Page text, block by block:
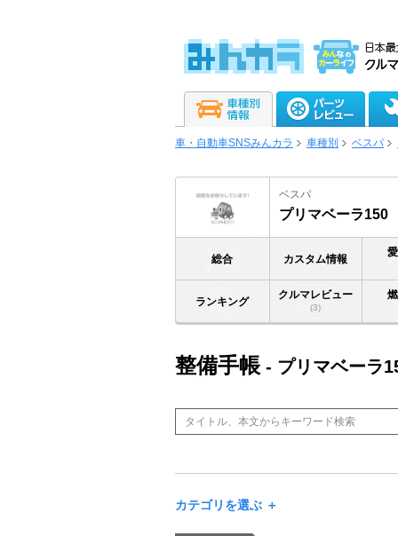
車・自動車SNSみんカラ 車種別 ベスパ
ベスパ
プリマベーラ150
総合 カスタム情報
ランキング
クルマレビュー
(3)
整備手帳 - プリマベーラ
カテゴリを選ぶ ＋